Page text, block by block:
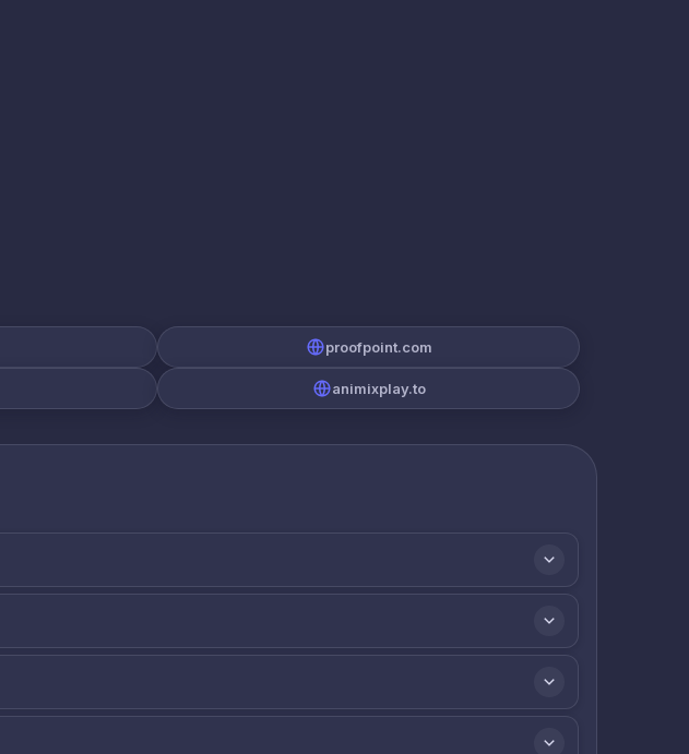
proofpoint.com
animixplay.to